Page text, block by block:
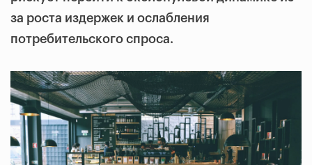
за роста издержек и ослабления
потребительского спроса.